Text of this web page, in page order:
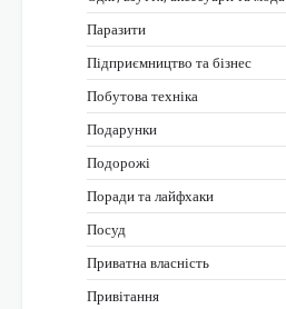
Паразити
Підприємництво та бізнес
Побутова техніка
Подарунки
Подорожі
Поради та лайфхаки
Посуд
Приватна власність
Привітання